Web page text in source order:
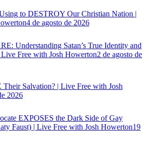
to DESTROY Our Christian Nation |
4 de agosto de 2026
Understanding Satan’s True Identity and
Free with Josh Howerton2 de agosto de
Salvation? | Live Free with Josh
2026
EXPOSES the Dark Side of Gay
Faust) | Live Free with Josh Howerton19